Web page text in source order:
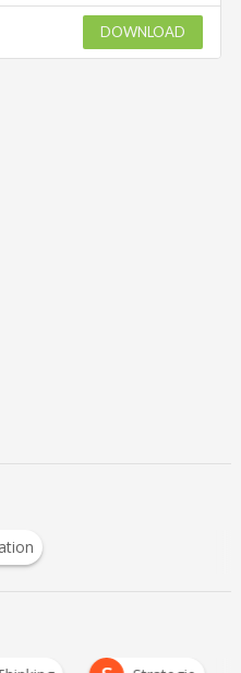
DOWNLOAD